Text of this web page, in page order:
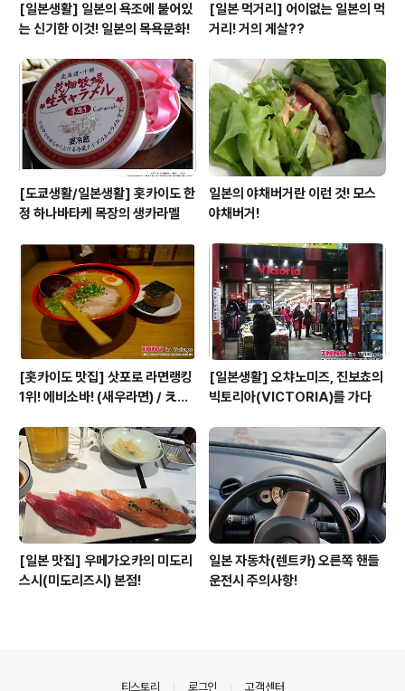
[일본생활] 일본의 욕조에 붙어있
는 신기한 이것! 일본의 목욕문화!
[일본 먹거리] 어이없는 일본의 먹
거리! 거의 게살??
[도쿄생활/일본생활] 홋카이도 한
정 하나바타케 목장의 생카라멜
일본의 야채버거란 이런 것! 모스
야채버거!
[홋카이도 맛집] 삿포로 라면랭킹
1위! 에비소바! (새우라면) / えび
[일본생활] 오챠노미즈, 진보쵸의
빅토리아(VICTORIA)를 가다
[일본 맛집] 우메가오카의 미도리
스시(미도리즈시) 본점!
일본 자동차(렌트카) 오른쪽 핸들
운전시 주의사항!
티스토리 로그인 고객센터